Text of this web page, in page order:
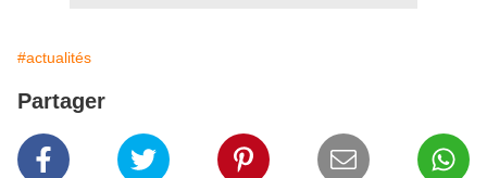
#actualités
Partager